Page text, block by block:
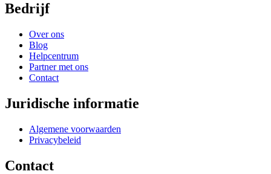
Bedrijf
Over ons
Blog
Helpcentrum
Partner met ons
Contact
Juridische informatie
Algemene voorwaarden
Privacybeleid
Contact